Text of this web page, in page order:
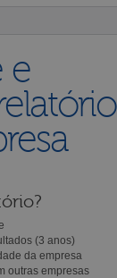
e
(3 anos)
da empresa
outras empresas